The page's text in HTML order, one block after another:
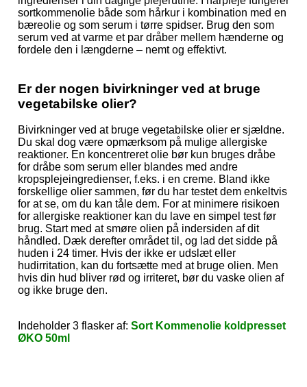
sortkommenolie både som hårkur i kombination med en
bæreolie og som serum i tørre spidser. Brug den som
serum ved at varme et par dråber mellem hænderne og
fordele den i længderne – nemt og effektivt.
Er der nogen bivirkninger ved at bruge
vegetabilske olier?
Bivirkninger ved at bruge vegetabilske olier er sjældne.
Du skal dog være opmærksom på mulige allergiske
reaktioner. En koncentreret olie bør kun bruges dråbe
for dråbe som serum eller blandes med andre
kropsplejeingredienser, f.eks. i en creme. Bland ikke
forskellige olier sammen, før du har testet dem enkeltvis
for at se, om du kan tåle dem. For at minimere risikoen
for allergiske reaktioner kan du lave en simpel test før
brug. Start med at smøre olien på indersiden af dit
håndled. Dæk derefter området til, og lad det sidde på
huden i 24 timer. Hvis der ikke er udslæt eller
hudirritation, kan du fortsætte med at bruge olien. Men
hvis din hud bliver rød og irriteret, bør du vaske olien af
og ikke bruge den.
Indeholder 3 flasker af: Sort Kommenolie koldpresset
ØKO 50ml